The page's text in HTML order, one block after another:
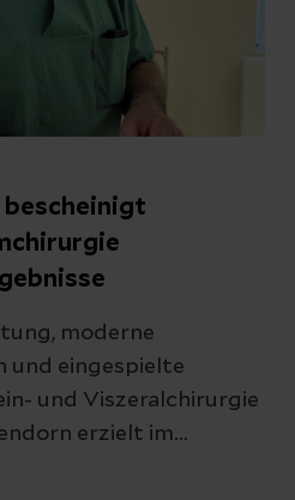
moderne
und eingespielte
und Viszeralchirurgie
erzielt im